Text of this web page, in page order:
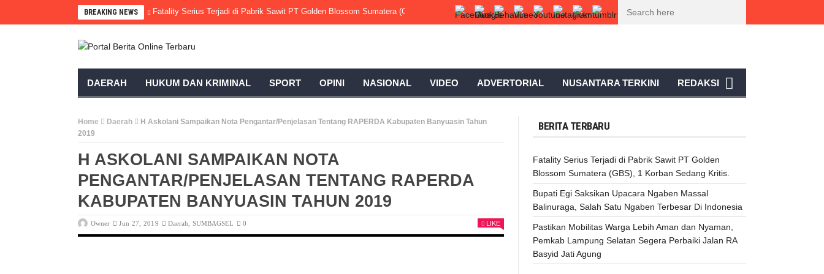
BREAKING NEWS Fatality Serius Terjadi di Pabrik Sawit PT Golden Blossom Sumatera (GBS), 1 Korban Sedang Kritis. Bupati Egi Saksikan Upacara Ngaben Massal Balinuraga, Salah Satu Ngaben
DAERAH HUKUM DAN KRIMINAL SPORT OPINI NASIONAL VIDEO ADVERTORIAL NUSANTARA TERKINI REDAKSI
Home Daerah
H Askolani Sampaikan Nota Pengantar/Penjelasan Tentang RAPERDA Kabupaten Banyuasin Tahun
2019
H ASKOLANI SAMPAIKAN NOTA
PENGANTAR/PENJELASAN TENTANG RAPERDA
KABUPATEN BANYUASIN TAHUN 2019
Owner Jun 27, 2019 Daerah SUMBAGSEL 0 LIKE
BERITA TERBARU
Fatality Serius Terjadi di Pabrik Sawit PT Golden
Blossom Sumatera (GBS), 1 Korban Sedang Kritis.
Bupati Egi Saksikan Upacara Ngaben Massal
Balinuraga, Salah Satu Ngaben Terbesar Di Indonesia
Pastikan Mobilitas Warga Lebih Aman dan Nyaman,
Pemkab Lampung Selatan Segera Perbaiki Jalan RA
Basyid Jati Agung